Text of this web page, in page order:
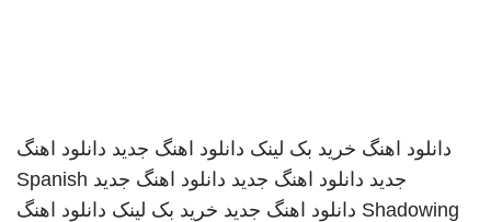
دانلود اهنگ خرید بک لینک دانلود اهنگ جدید دانلود اهنگ
جدید دانلود اهنگ جدید دانلود اهنگ جدید Spanish
Shadowing دانلود اهنگ جدید خرید بک لینک دانلود اهنگ